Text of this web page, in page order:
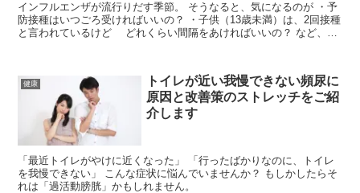
インフルエンザが流行りだす季節。 そうなると、気になるのが ・予
防接種はいつごろ受ければいいの？ ・子供（13歳未満）は、2回接種
と言われているけど どれくらい間隔をあければいいの？ など、時
健康
トイレが近い我慢できない頻尿に
原因と改善策のストレッチをご紹
介します
「最近トイレがやけに近くなった」 「行ったばかりなのに、トイレ
を我慢できない」 こんな症状に悩んでいませんか？ もしかしたらそ
れは「過活動膀胱」かもしれません。